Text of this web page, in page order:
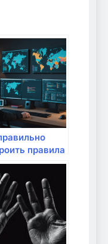
правила
угроз в
сети:
гид